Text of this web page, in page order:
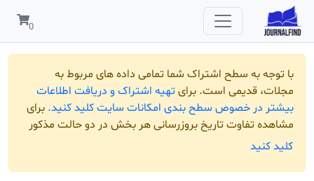
به سطح اشتراک شما تمامی داده های مربوط به
قدیمی است. برای تهیه اشتراک و دریافت اطلاعات
خصوص سطح بندی امکانات سایت کلید کنید.برای
تاریخ بروزرسانی هر بخش در دو حالت مذکور